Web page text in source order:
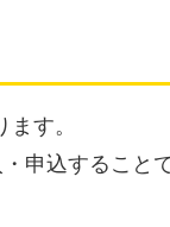
す。
申込すること